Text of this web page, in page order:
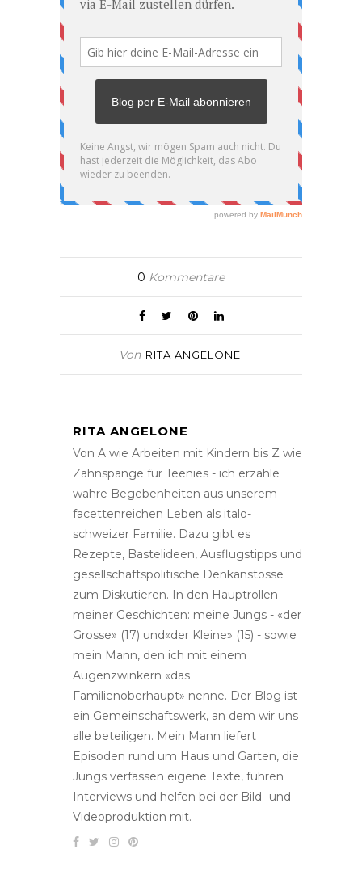
0 Kommentare
Von RITA ANGELONE
RITA ANGELONE
Von A wie Arbeiten mit Kindern bis Z wie
Zahnspange für Teenies - ich erzähle
wahre Begebenheiten aus unserem
facettenreichen Leben als italo-
schweizer Familie. Dazu gibt es
Rezepte, Bastelideen, Ausflugstipps und
gesellschaftspolitische Denkanstösse
zum Diskutieren. In den Hauptrollen
meiner Geschichten: meine Jungs - «der
Grosse» (17) und«der Kleine» (15) - sowie
mein Mann, den ich mit einem
Augenzwinkern «das
Familienoberhaupt» nenne. Der Blog ist
ein Gemeinschaftswerk, an dem wir uns
alle beteiligen. Mein Mann liefert
Episoden rund um Haus und Garten, die
Jungs verfassen eigene Texte, führen
Interviews und helfen bei der Bild- und
Videoproduktion mit.